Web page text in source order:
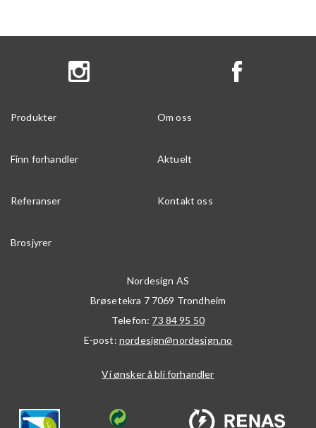
Produkter Om oss
Finn forhandler Aktuelt
Referanser Kontakt oss
Brosjyrer
Nordesign AS
Brøsetekra 7 7069 Trondheim
Telefon: 73 84 95 50
E-post: nordesign@nordesign.no
Vi ønsker å bli forhandler